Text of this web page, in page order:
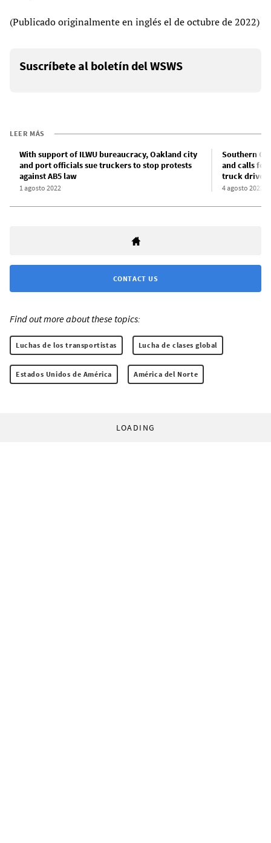
(Publicado originalmente en inglés el de octubre de 2022)
Suscríbete al boletín del WSWS
LEER MÁS
With support of ILWU bureaucracy, Oakland city
and port officials sue truckers to stop protests
against AB5 law
1 agosto 2022
Southern
and calls
truck drivers
4 agosto 2022
CONTACT US
Find out more about these topics:
Luchas de los transportistas Lucha de clases global
Estados Unidos de América América del Norte
LOADING